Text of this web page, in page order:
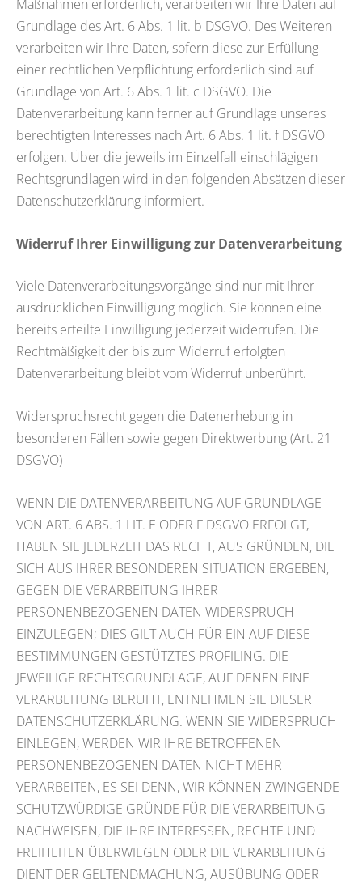
Maßnahmen erforderlich, verarbeiten wir Ihre Daten auf
Grundlage des Art. 6 Abs. 1 lit. b DSGVO. Des Weiteren
verarbeiten wir Ihre Daten, sofern diese zur Erfüllung
einer rechtlichen Verpflichtung erforderlich sind auf
Grundlage von Art. 6 Abs. 1 lit. c DSGVO. Die
Datenverarbeitung kann ferner auf Grundlage unseres
berechtigten Interesses nach Art. 6 Abs. 1 lit. f DSGVO
erfolgen. Über die jeweils im Einzelfall einschlägigen
Rechtsgrundlagen wird in den folgenden Absätzen dieser
Datenschutzerklärung informiert.
Widerruf Ihrer Einwilligung zur Datenverarbeitung
Viele Datenverarbeitungsvorgänge sind nur mit Ihrer
ausdrücklichen Einwilligung möglich. Sie können eine
bereits erteilte Einwilligung jederzeit widerrufen. Die
Rechtmäßigkeit der bis zum Widerruf erfolgten
Datenverarbeitung bleibt vom Widerruf unberührt.
Widerspruchsrecht gegen die Datenerhebung in
besonderen Fällen sowie gegen Direktwerbung (Art. 21
DSGVO)
WENN DIE DATENVERARBEITUNG AUF GRUNDLAGE
VON ART. 6 ABS. 1 LIT. E ODER F DSGVO ERFOLGT,
HABEN SIE JEDERZEIT DAS RECHT, AUS GRÜNDEN, DIE
SICH AUS IHRER BESONDEREN SITUATION ERGEBEN,
GEGEN DIE VERARBEITUNG IHRER
PERSONENBEZOGENEN DATEN WIDERSPRUCH
EINZULEGEN; DIES GILT AUCH FÜR EIN AUF DIESE
BESTIMMUNGEN GESTÜTZTES PROFILING. DIE
JEWEILIGE RECHTSGRUNDLAGE, AUF DENEN EINE
VERARBEITUNG BERUHT, ENTNEHMEN SIE DIESER
DATENSCHUTZERKLÄRUNG. WENN SIE WIDERSPRUCH
EINLEGEN, WERDEN WIR IHRE BETROFFENEN
PERSONENBEZOGENEN DATEN NICHT MEHR
VERARBEITEN, ES SEI DENN, WIR KÖNNEN ZWINGENDE
SCHUTZWÜRDIGE GRÜNDE FÜR DIE VERARBEITUNG
NACHWEISEN, DIE IHRE INTERESSEN, RECHTE UND
FREIHEITEN ÜBERWIEGEN ODER DIE VERARBEITUNG
DIENT DER GELTENDMACHUNG, AUSÜBUNG ODER